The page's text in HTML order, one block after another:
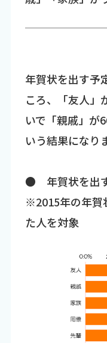
年賀状を出す予
ころ、「友人」
いで「親戚」が
いう結果になり
● 年賀状を出す
※2015年の年賀
た人を対象